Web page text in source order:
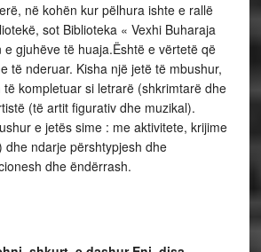
në kohën kur pëlhura ishte e rallë
sot Biblioteka « Vexhi Buharaja
e gjuhëve të huaja.Është e vërtetë që
të nderuar. Kisha një jetë të mbushur,
kompletuar si letrarë (shkrimtarë dhe
(të artit figurativ dhe muzikal).
e jetës sime : me aktivitete, krijime
dhe ndarje përshtypjesh dhe
dhe ëndërrash.